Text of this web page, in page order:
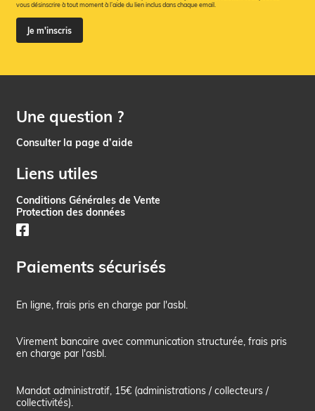
vous désinscrire à tout moment à l’aide du lien inclus dans chaque email.
Je m'inscris
Une question ?
Consulter la page d’aide
Liens utiles
Conditions Générales de Vente
Protection des données
Paiements sécurisés
En ligne, frais pris en charge par l'asbl.
Virement bancaire avec communication structurée, frais pris
en charge par l'asbl.
Mandat administratif, 15€ (administrations / collecteurs /
collectivités).